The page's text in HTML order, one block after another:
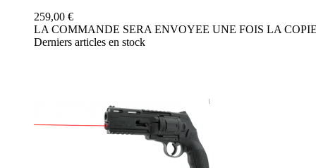
259,00 €
LA COMMANDE SERA ENVOYEE UNE FOIS LA
Derniers articles en stock